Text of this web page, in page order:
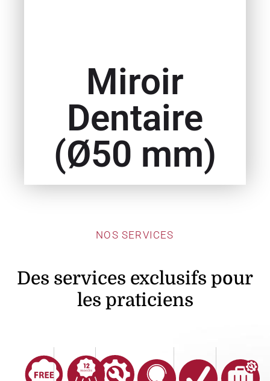
Miroir
Dentaire
(Ø50 mm)
NOS SERVICES
Des services exclusifs pour
les praticiens